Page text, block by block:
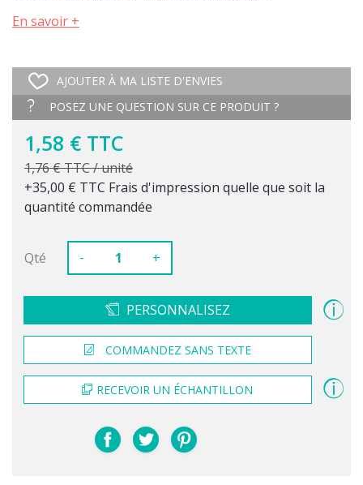
En savoir +
AJOUTER À MA LISTE D'ENVIES
POSEZ UNE QUESTION SUR CE PRODUIT ?
1,58 € TTC
1,76 € TTC / unité
+35,00 € TTC Frais d'impression quelle que soit la
quantité commandée
Qté - +
PERSONNALISEZ
COMMANDEZ SANS TEXTE
RECEVOIR UN ÉCHANTILLON